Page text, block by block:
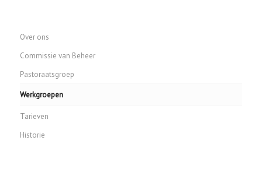
Over ons
Commissie van Beheer
Pastoraatsgroep
Werkgroepen
Tarieven
Historie